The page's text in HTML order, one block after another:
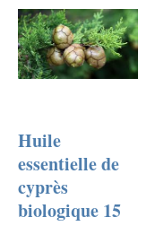
Huile
essentielle de
cyprès
biologique 15